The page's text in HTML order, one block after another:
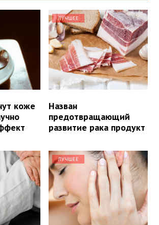
коже
ЛУЧШЕЕ
Назван
предотвращающий
развитие рака продукт
ЛУЧШЕЕ